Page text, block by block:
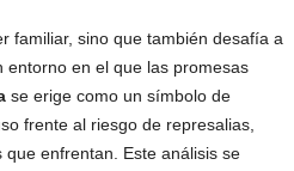
familiar, sino que también desafía a
entorno en el que las promesas
se erige como un símbolo de
frente al riesgo de represalias,
enfrentan. Este análisis se